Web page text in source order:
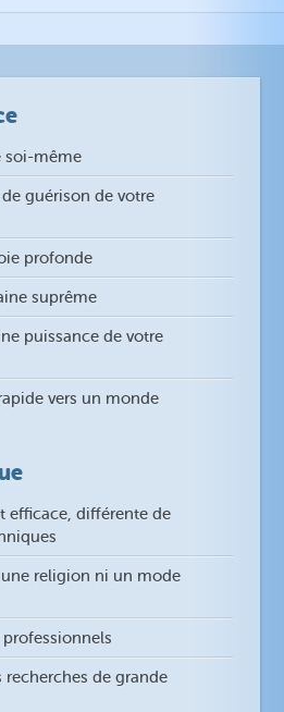
soi-même
guérison de votre
profonde
suprême
puissance de votre
vers un monde
efficace, différente de
religion ni un mode
professionnels
recherches de grande